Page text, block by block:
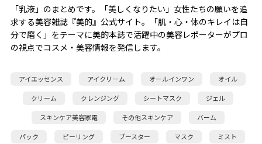
「乳液」のまとめです。「美しくなりたい」女性たちの願いを追
求する美容雑誌『美的』公式サイト。「肌・心・体のキレイは自
分で磨く」をテーマに美的本誌で活躍中の美容レポーターがプロ
の視点でコスメ・美容情報を発信します。
アイエッセンス アイクリーム オールインワン オイル
クリーム クレンジング シートマスク ジェル
スキンケア美容家電 その他スキンケア バーム
パック ピーリング ブースター マスク ミスト